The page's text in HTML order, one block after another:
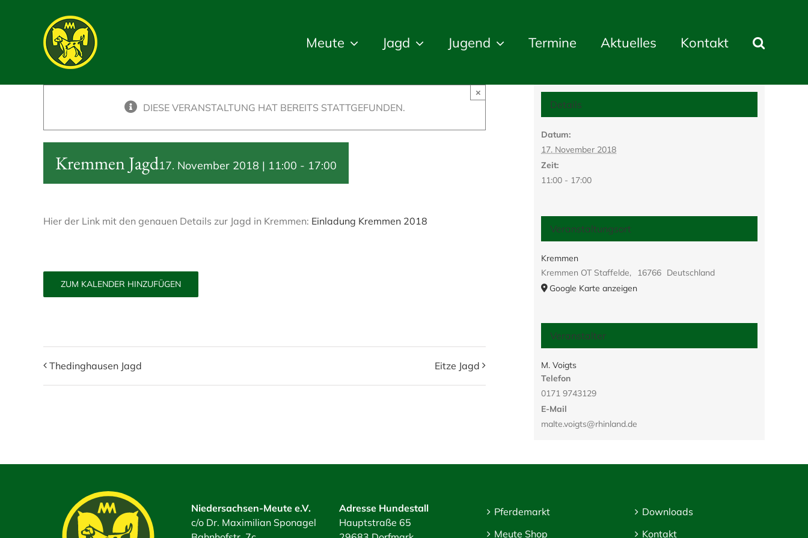
Meute Jagd Jugend Termine Aktuelles Kontakt
DIESE VERANSTALTUNG HAT BEREITS STATTGEFUNDEN.
×
Kremmen Jagd17. November 2018 | 11:00 - 17:00
Hier der Link mit den genauen Details zur Jagd in Kremmen: Einladung Kremmen 2018
ZUM KALENDER HINZUFÜGEN
Thedinghausen Jagd Eitze Jagd
Details
Datum:
17. November 2018
Zeit:
11:00 - 17:00
Veranstaltungsort
Kremmen
Kremmen OT Staffelde, 16766 Deutschland
Google Karte anzeigen
Veranstalter
M. Voigts
Telefon
0171 9743129
E-Mail
malte.voigts@rhinland.de
Niedersachsen-Meute e.V.
c/o Dr. Maximilian Sponagel
Adresse Hundestall
Hauptstraße 65
Pferdemarkt
Meute Shop
Downloads
Kontakt